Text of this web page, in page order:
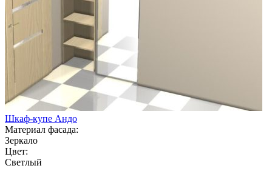
Шкаф-купе Андо
Материал фасада:
Зеркало
Цвет:
Светлый